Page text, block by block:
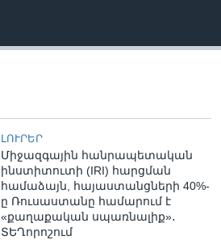
ԼՈՒՐԵՐ
Միջազգային հանրապետական
ինստիտուտի (IRI) հարցման
համաձայն, հայաստանցների 40%-
ը Ռուսաստանը համարում է
«քաղաքական սպառնալիք»․
ՏԵՂորոշում